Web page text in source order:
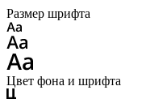
Размер шрифта
Цвет фона и шрифта